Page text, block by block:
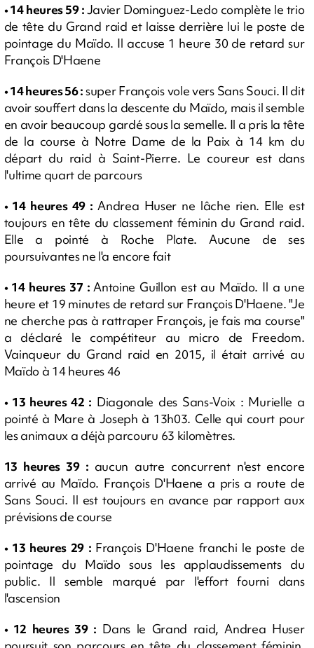
•14 heures 59 :Javier Dominguez-Ledo complète le trio
de tête du Grand raid et laisse derrière lui le poste de
pointage du Maïdo. Il accuse 1 heure 30 de retard sur
François D'Haene
• 14 heures 56 :super François vole vers Sans Souci. Il dit
avoir souffert dans la descente du Maïdo, mais il semble
en avoir beaucoup gardé sous la semelle. Il a pris la tête
de la course à Notre Dame de la Paix à 14 km du
départ du raid à Saint-Pierre. Le coureur est dans
l'ultime quart de parcours
• 14 heures 49 :Andrea Huser ne lâche rien. Elle est
toujours en tête du classement féminin du Grand raid.
Elle a pointé à Roche Plate. Aucune de ses
poursuivantes ne l'a encore fait
• 14 heures 37 :Antoine Guillon est au Maïdo. Il a une
heure et 19 minutes de retard sur François D'Haene. "Je
ne cherche pas à rattraper François, je fais ma course"
a déclaré le compétiteur au micro de Freedom.
Vainqueur du Grand raid en 2015, il était arrivé au
Maïdo à 14 heures 46
• 13 heures 42 : Diagonale des Sans-Voix : Murielle a
pointé à Mare à Joseph à 13h03. Celle qui court pour
les animaux a déjà parcouru 63 kilomètres.
13 heures 39 : aucun autre concurrent n'est encore
arrivé au Maïdo. François D'Haene a pris a route de
Sans Souci. Il est toujours en avance par rapport aux
prévisions de course
• 13 heures 29 : François D'Haene franchi le poste de
pointage du Maïdo sous les applaudissements du
public. Il semble marqué par l'effort fourni dans
l'ascension
• 12 heures 39 : Dans le Grand raid, Andrea Huser